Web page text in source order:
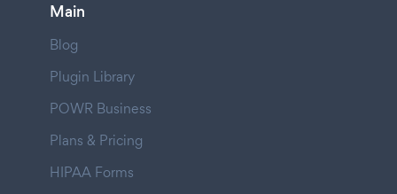
Main
Blog
Plugin Library
POWR Business
Plans & Pricing
HIPAA Forms